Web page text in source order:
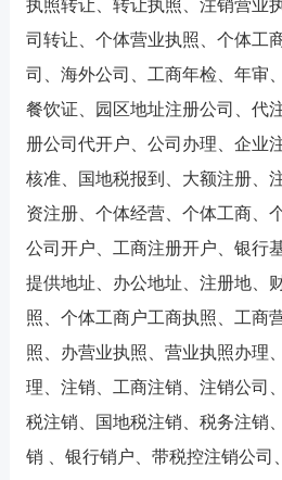
执照转让、转让执照、注销营业
司转让、个体营业执照、个体工
司、海外公司、工商年检、年审
餐饮证、园区地址注册公司、代
册公司代开户、公司办理、企业
核准、国地税报到、大额注册、
资注册、个体经营、个体工商、
公司开户、工商注册开户、银行
提供地址、办公地址、注册地、
照、个体工商户工商执照、工商
照、办营业执照、营业执照办理
理、注销、工商注销、注销公司
税注销、国地税注销、税务注销
销 、银行销户、带税控注销公司